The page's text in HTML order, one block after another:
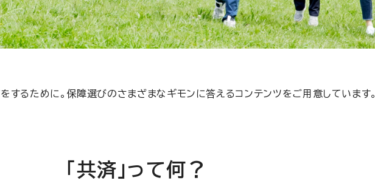
するために。保障選びのさまざまなギモンに答えるコンテンツをご用意しています。
「共済」って何？